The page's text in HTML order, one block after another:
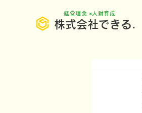
株式会社できる.
​経営理念 ×人財育成